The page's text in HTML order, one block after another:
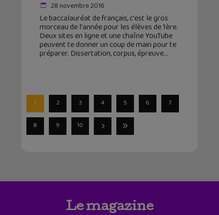
28 novembre 2016
Le baccalauréat de français, c'est le gros
morceau de l'année pour les élèves de 1ère.
Deux sites en ligne et une chaîne YouTube
peuvent te donner un coup de main pour te
préparer. Dissertation, corpus, épreuve
1 2 3 4 5 6 7
8 9 10
Le magazine